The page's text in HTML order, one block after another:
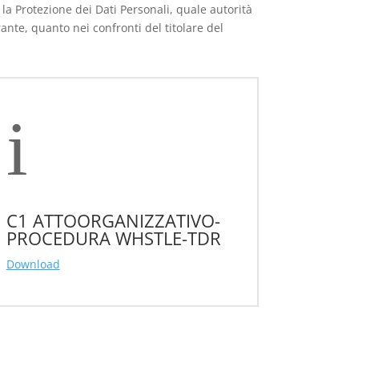
Protezione dei Dati Personali, quale autorità
quanto nei confronti del titolare del
i
C1 ATTOORGANIZZATIVO-
PROCEDURA WHSTLE-TDR
Download